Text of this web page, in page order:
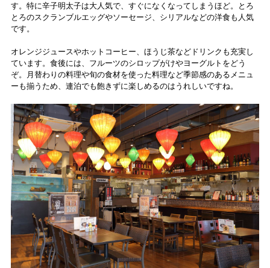
す。特に辛子明太子は大人気で、すぐになくなってしまうほど。とろ
とろのスクランブルエッグやソーセージ、シリアルなどの洋食も人気
です。
オレンジジュースやホットコーヒー、ほうじ茶などドリンクも充実し
ています。食後には、 フルーツのシロップがけやヨーグルトをどう
ぞ。月替わりの料理や旬の食材を使った料理など季節感のあるメニュ
ーも揃うため、連泊でも飽きずに楽しめるのはうれしいですね。